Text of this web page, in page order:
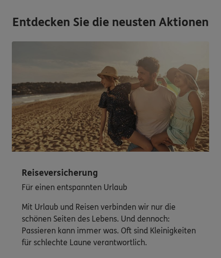
Entdecken Sie die neusten Aktionen
Reiseversicherung
Für einen entspannten Urlaub
Mit Urlaub und Reisen verbinden wir nur die
schönen Seiten des Lebens. Und dennoch:
Passieren kann immer was. Oft sind Kleinigkeiten
für schlechte Laune verantwortlich.